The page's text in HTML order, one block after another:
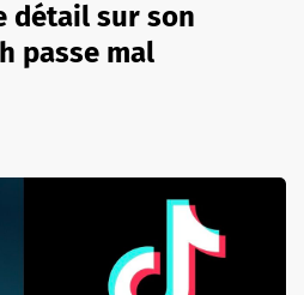
détail sur son
passe mal